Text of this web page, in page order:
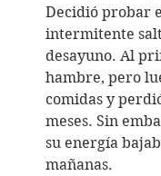
Decidió probar
intermitente
desayuno. Al
hambre, pero
comidas y
meses. Sin
su energía
mañanas.